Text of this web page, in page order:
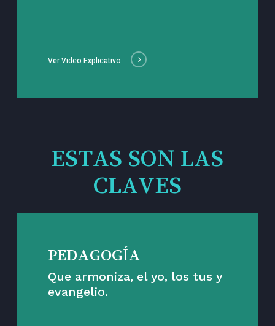
Ver Video Explicativo
ESTAS SON LAS
CLAVES
PEDAGOGÍA
Que armoniza, el yo, los tus y
evangelio.